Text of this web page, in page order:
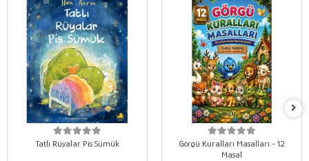
Tatlı Rüyalar Pis Sümük
Görgü Kuralları Masalları - 12
Masal